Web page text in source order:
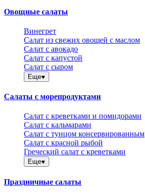
Овощные салаты
Винегрет
Салат из свежих овощей с маслом
Салат с авокадо
Салат с капустой
Салат с сыром
Еще
Салаты с морепродуктами
Салат с креветками и помидорами
Салат с кальмарами
Салат с тунцом консервированным
Салат с красной рыбой
Греческий салат с креветками
Еще
Праздничные салаты